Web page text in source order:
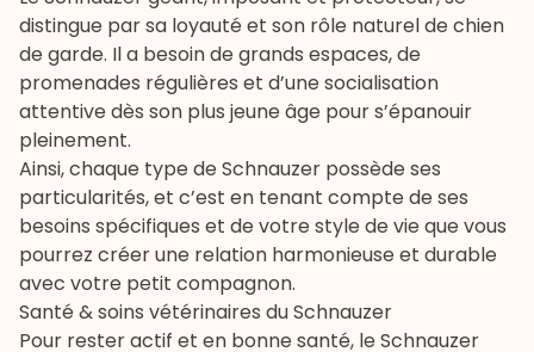
distingue par sa loyauté et son rôle naturel de chien
de garde. Il a besoin de grands espaces, de
promenades régulières et d’une socialisation
attentive dès son plus jeune âge pour s’épanouir
pleinement.
Ainsi, chaque type de Schnauzer possède ses
particularités, et c’est en tenant compte de ses
besoins spécifiques et de votre style de vie que vous
pourrez créer une relation harmonieuse et durable
avec votre petit compagnon.
Santé & soins vétérinaires du Schnauzer
Pour rester actif et en bonne santé, le Schnauzer